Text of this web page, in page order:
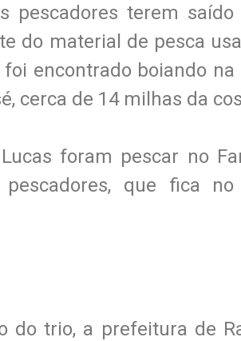
pescadores terem
do material de pesca
foi encontrado boiando
cerca de 14 milhas da
foram pescar no
pescadores, que fica
do trio, a prefeitura de